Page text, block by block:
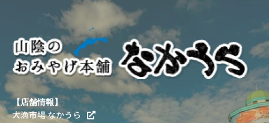
【店舗情報】
大漁市場 なかうら